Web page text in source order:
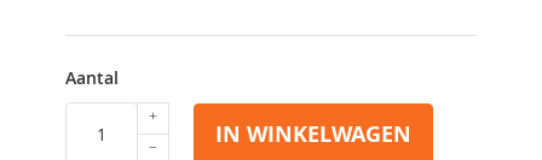
Aantal
IN WINKELWAGEN